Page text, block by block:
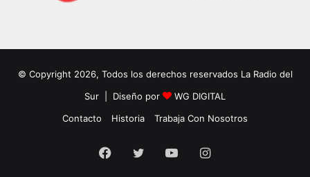
© Copyright 2026, Todos los derechos reservados La Radio del
Sur | Diseño por
WG DIGITAL
Contacto
Historia Trabaja Con Nosotros
Facebook
TwitterYouTubeInstagram